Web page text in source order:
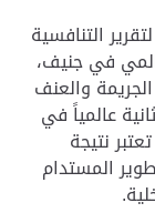
التنافسية
في جنيف،
والعنف
عالمياً في
نتيجة
المستدام